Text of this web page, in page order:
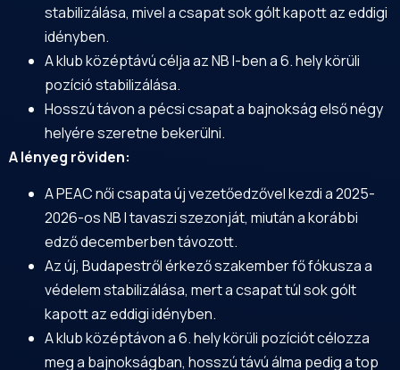
stabilizálása, mivel a csapat sok gólt kapott az eddigi
idényben.
A klub középtávú célja az NB I-ben a 6. hely körüli
pozíció stabilizálása.
Hosszú távon a pécsi csapat a bajnokság első négy
helyére szeretne bekerülni.
A lényeg röviden:
A PEAC női csapata új vezetőedzővel kezdi a 2025-
2026-os NB I tavaszi szezonját, miután a korábbi
edző decemberben távozott.
Az új, Budapestről érkező szakember fő fókusza a
védelem stabilizálása, mert a csapat túl sok gólt
kapott az eddigi idényben.
A klub középtávon a 6. hely körüli pozíciót célozza
meg a bajnokságban, hosszú távú álma pedig a top